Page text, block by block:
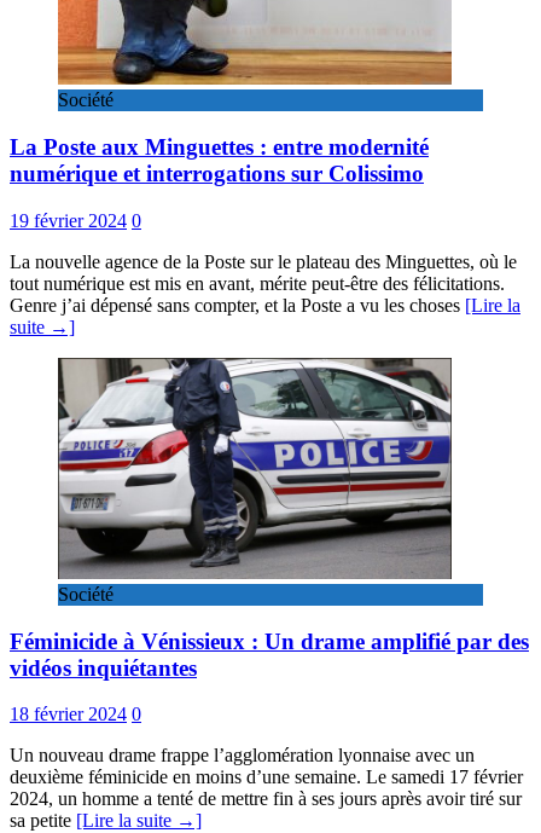
Société
La Poste aux Minguettes : entre modernité
numérique et interrogations sur Colissimo
19 février 2024 0
La nouvelle agence de la Poste sur le plateau des Minguettes, où le
tout numérique est mis en avant, mérite peut-être des félicitations.
Genre j’ai dépensé sans compter, et la Poste a vu les choses [Lire la
suite →]
Société
Féminicide à Vénissieux : Un drame amplifié par des
vidéos inquiétantes
18 février 2024 0
Un nouveau drame frappe l’agglomération lyonnaise avec un
deuxième féminicide en moins d’une semaine. Le samedi 17 février
2024, un homme a tenté de mettre fin à ses jours après avoir tiré sur
sa petite [Lire la suite →]